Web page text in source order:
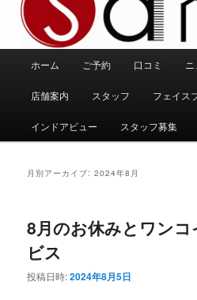
ュ
ホーム ご予約 口コミ
店舗案内 スタッフ フェイス
インドアビュー スタッフ募集
月別アーカイブ:2024年8月
8月のお休みとワンコ
ビス
投稿日時:2024年8月5日